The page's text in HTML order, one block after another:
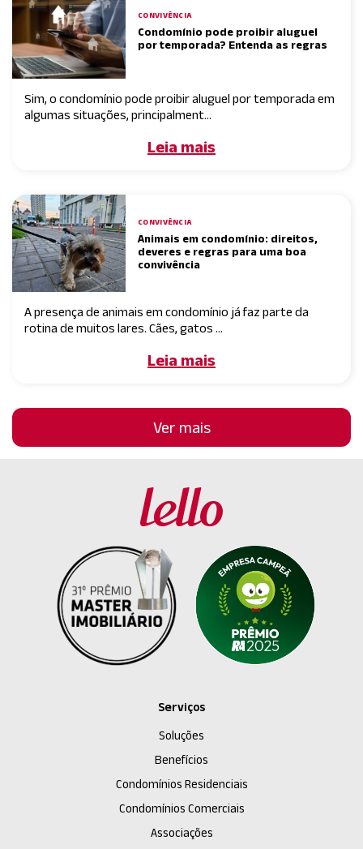
CONVIVÊNCIA
Condomínio pode proibir aluguel
por temporada? Entenda as regras
Sim, o condomínio pode proibir aluguel por temporada em
algumas situações, principalment...
Leia mais
CONVIVÊNCIA
Animais em condomínio: direitos,
deveres e regras para uma boa
convivência
A presença de animais em condomínio já faz parte da
rotina de muitos lares. Cães, gatos ...
Leia mais
Ver mais
Serviços
Soluções
Benefícios
Condomínios Residenciais
Condomínios Comerciais
Associações